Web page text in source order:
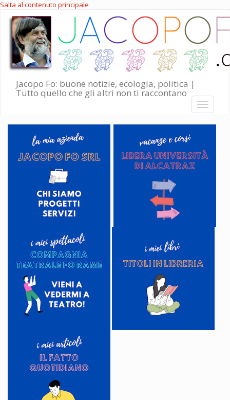
Salta al contenuto principale
Jacopo Fo: buone notizie, ecologia, politica |
Tutto quello che gli altri non ti raccontano
Toggle